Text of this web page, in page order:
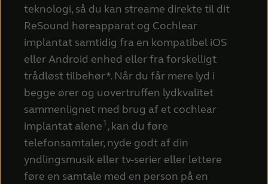
teknologi, så du kan streame direkte til dit
ReSound høreapparat og Cochlear
implantat samtidig fra en kompatibel iOS
eller Android enhed eller fra forskelligt
trådløst tilbehør*. Når du får mere lyd i
begge ører og uovertruffen lydkvalitet
sammenlignet med brug af et cochlear
implantat alene1, kan du føre
telefonsamtaler, nyde godt af din
yndlingsmusik eller tv-serier eller lettere
føre en samtale med en person på en